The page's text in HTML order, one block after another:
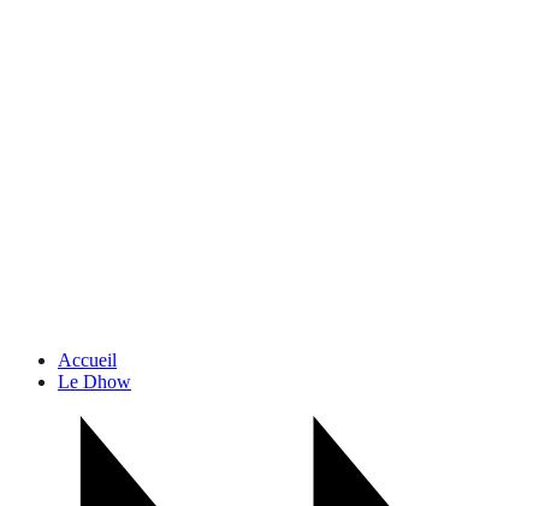
Accueil
Le Dhow